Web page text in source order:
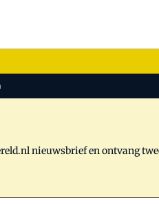
nieuwsbrief en ontvang